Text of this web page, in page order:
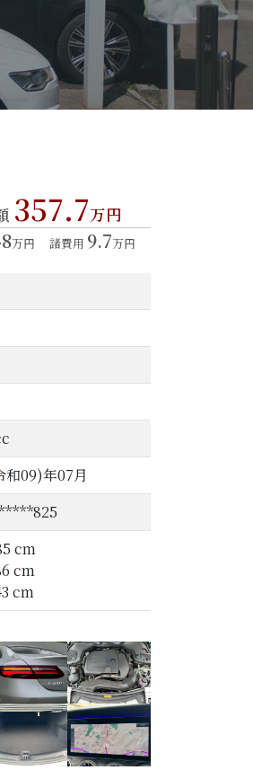
357.7万円
万円 諸費用 9.7万円
和09)年07月
cm
cm
cm